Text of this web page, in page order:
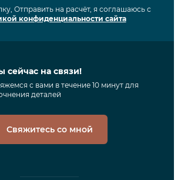
Отправить на расчёт, я соглашаюсь с
конфиденциальности сайта
сейчас на связи!
с вами в течение 10 минут для
деталей
Свяжитесь со мной